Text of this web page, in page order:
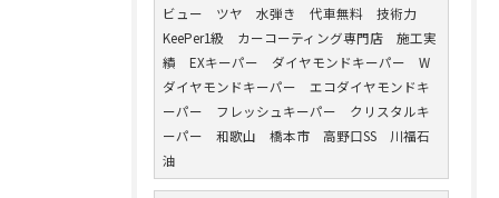
ビュー ツヤ 水弾き 代車無料 技術力
KeePer1級 カーコーティング専門店 施工実
績 EXキーパー ダイヤモンドキーパー W
ダイヤモンドキーパー エコダイヤモンドキ
ーパー フレッシュキーパー クリスタルキ
ーパー 和歌山 橋本市 高野口SS 川福石
油